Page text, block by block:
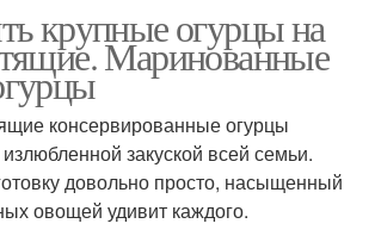
крупные огурцы на
Маринованные
консервированные огурцы
закуской всей семьи.
довольно просто, насыщенный
овощей удивит каждого.